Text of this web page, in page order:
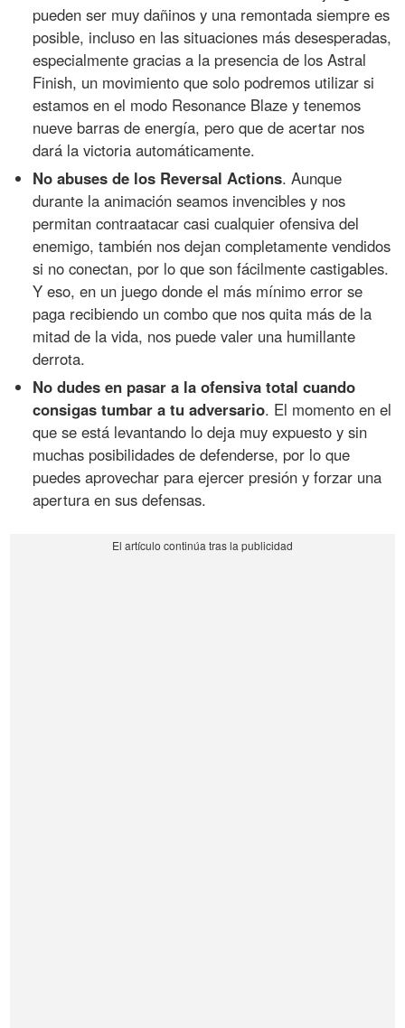
pueden ser muy dañinos y una remontada siempre es
posible, incluso en las situaciones más desesperadas,
especialmente gracias a la presencia de los Astral
Finish, un movimiento que solo podremos utilizar si
estamos en el modo Resonance Blaze y tenemos
nueve barras de energía, pero que de acertar nos
dará la victoria automáticamente.
No abuses de los Reversal Actions. Aunque
durante la animación seamos invencibles y nos
permitan contraatacar casi cualquier ofensiva del
enemigo, también nos dejan completamente vendidos
si no conectan, por lo que son fácilmente castigables.
Y eso, en un juego donde el más mínimo error se
paga recibiendo un combo que nos quita más de la
mitad de la vida, nos puede valer una humillante
derrota.
No dudes en pasar a la ofensiva total cuando
consigas tumbar a tu adversario. El momento en el
que se está levantando lo deja muy expuesto y sin
muchas posibilidades de defenderse, por lo que
puedes aprovechar para ejercer presión y forzar una
apertura en sus defensas.